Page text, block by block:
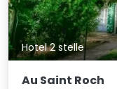
Hotel 2 stelle
Au Saint Roch